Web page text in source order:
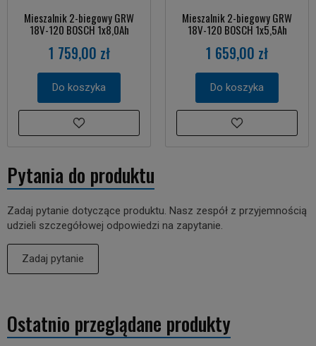
Mieszalnik 2-biegowy GRW
18V-120 BOSCH 1x8,0Ah
1 759,00 zł
Do koszyka
Mieszalnik 2-biegowy GRW
18V-120 BOSCH 1x5,5Ah
1 659,00 zł
Do koszyka
Pytania do produktu
Zadaj pytanie dotyczące produktu. Nasz zespół z przyjemnością
udzieli szczegółowej odpowiedzi na zapytanie.
Zadaj pytanie
Ostatnio przeglądane produkty